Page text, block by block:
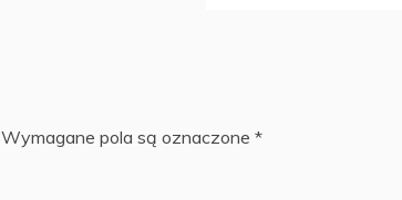
Wymagane pola są oznaczone *